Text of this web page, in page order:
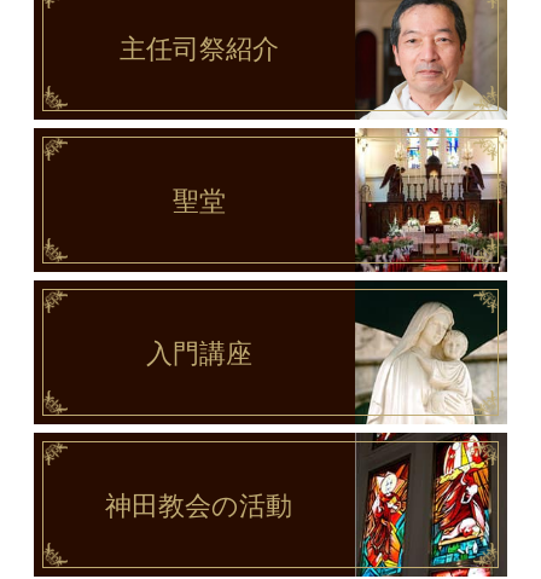
主任司祭紹介
聖堂
入門講座
神田教会の活動